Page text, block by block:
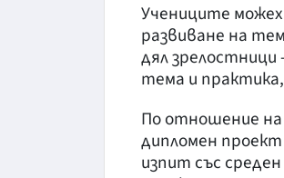
Учениците
развиване на
дял зрелостници
тема и
По отношение
дипломен
изпит със